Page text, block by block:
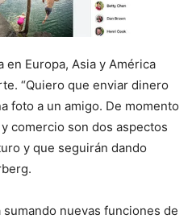
en Europa, Asia y América
“Quiero que enviar dinero
foto a un amigo. De momento
comercio son dos aspectos
y que seguirán dando
nuevas funciones de